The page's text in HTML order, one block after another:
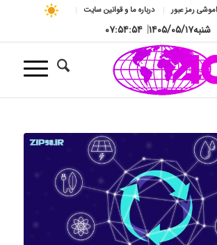
رمز عبور درباره ما و قوانین سایت
شنبه۱۴۰۵/۰۵/۱۷| ۰۷:۵۴:۵۵